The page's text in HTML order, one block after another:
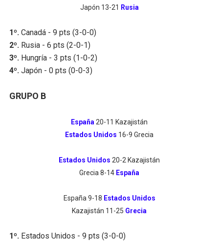
Japón 13-21 Rusia
1º. Canadá - 9 pts (3-0-0)
2º. Rusia - 6 pts (2-0-1)
3º.Hungría - 3 pts (1-0-2)
4º. Japón - 0 pts (0-0-3)
GRUPO B
España 20-11 Kazajistán
Estados Unidos 16-9 Grecia
Estados Unidos 20-2 Kazajistán
Grecia 8-14 España
España 9-18 Estados Unidos
Kazajistán 11-25 Grecia
1º. Estados Unidos - 9 pts (3-0-0)